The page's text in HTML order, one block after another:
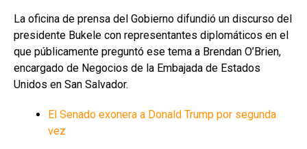
La oficina de prensa del Gobierno difundió un discurso del
presidente Bukele con representantes diplomáticos en el
que públicamente preguntó ese tema a Brendan O’Brien,
encargado de Negocios de la Embajada de Estados
Unidos en San Salvador.
El Senado exonera a Donald Trump por segunda
vez